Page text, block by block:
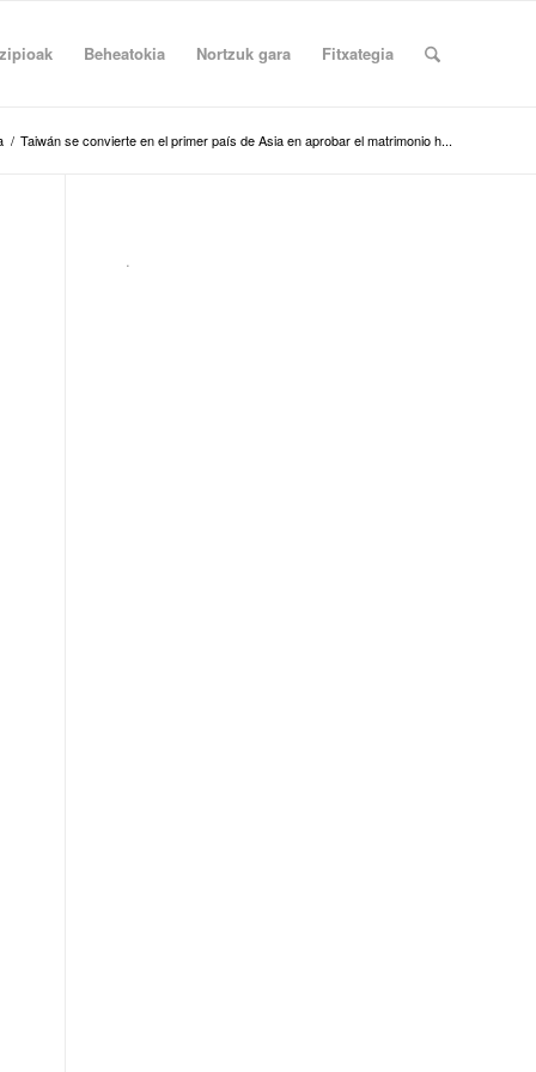
Beheatokia Nortzuk gara Fitxategia
/ Taiwán se convierte en el primer país de Asia en aprobar el matrimonio h...
.